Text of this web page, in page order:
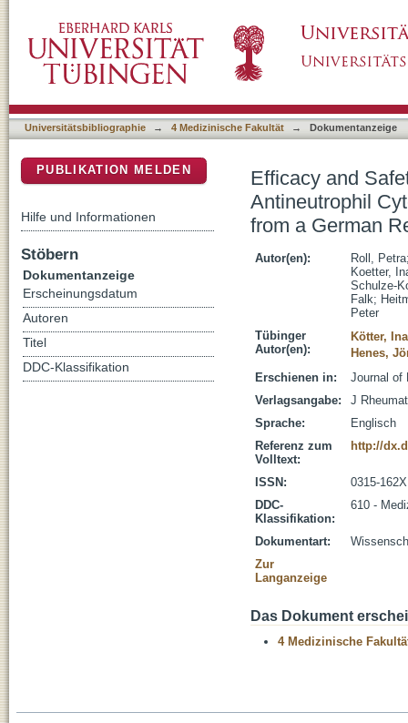
associated Vasculitides: Results from a
Universitätsbibliographie → 4 Medizinische Fakultät → Dokumentanzeige
Efficacy and
Antineutrophil
from a German
Autor(en): Roll, Petra
Koetter,
Schulze-
Falk;
Peter
Tübinger
Autor(en):
Kötter, Ina
Henes,
Erschienen in:
Journal of
Verlagsangabe:
J
Sprache:
Englisch
Referenz zum
Volltext:
http://
ISSN:
0315-162X
DDC-
Klassifikation:
610 -
Dokumentart:
Zur
Langanzeige
Das Dokument
4 Medizinische
PUBLIKATION MELDEN
Hilfe und Informationen
Stöbern
Dokumentanzeige
Erscheinungsdatum
Autoren
Titel
DDC-Klassifikation